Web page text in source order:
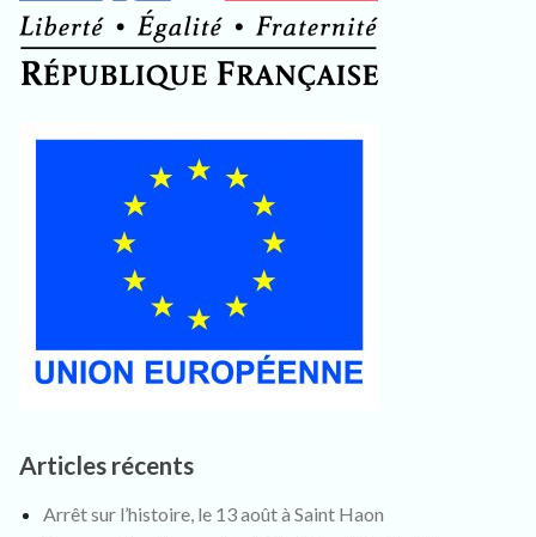
Articles récents
Arrêt sur l’histoire, le 13 août à Saint Haon